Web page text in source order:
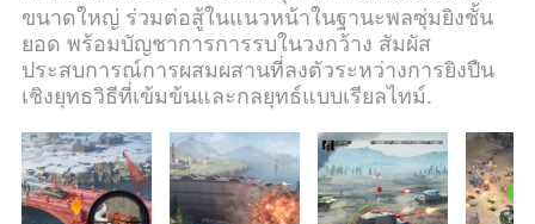
คุณสามารถเปิดเล่นได้มากกว่า 2 เกมพร้อมๆกันใน
คอมของคุณ. และที่สำคัญที่สุด, ระบบโปรแกรมของ
เราสามารถทำให้คุณใช้ระบบของ PC ทำให้เกมลื่น
เหมือนกับใช้โทรศัพท์รุ่นล่าสุด. เราไม่ได้ดูแลเรื่องการ
การเล่นด้วย.
ขนาดใหญ่ ร่วมต่อสู้ในแนวหน้าในฐานะพลซุ่มยิงชั้น
ยอด พร้อมบัญชาการการรบในวงกว้าง สัมผัส
ประสบการณ์การผสมผสานที่ลงตัวระหว่างการยิงปืน
เชิงยุทธวิธีที่เข้มข้นและกลยุทธ์แบบเรียลไทม์.